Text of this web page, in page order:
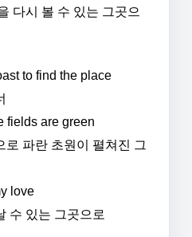
다시 볼 수 있는 그곳으
to find the place
fields are green
로 파란 초원이 펼쳐진 그
love
수 있는 그곳으로